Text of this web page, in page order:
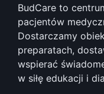
BudCare to
pacjentów
Dostarczamy
preparatach,
wspierać
w siłę edukacji i